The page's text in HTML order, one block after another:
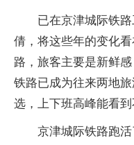
已在京津城际铁
倩，将这些年的变化
路，旅客主要是新鲜
铁路已成为往来两地
选，上下班高峰能看到
京津城际铁路跑活